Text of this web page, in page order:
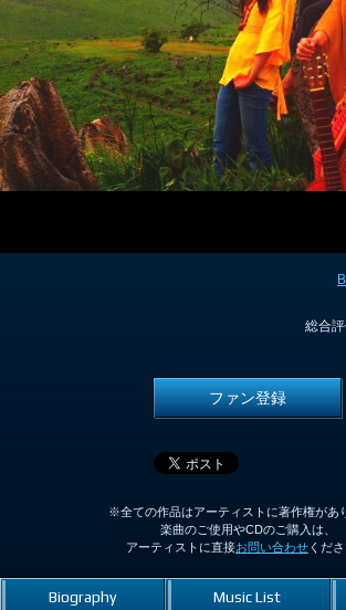
総合
ファン登録
※全ての作品はアーティストに著作権があ
楽曲のご使用やCDのご購入は、
アーティストに直接お問い合わせ くださ
Biography Music List